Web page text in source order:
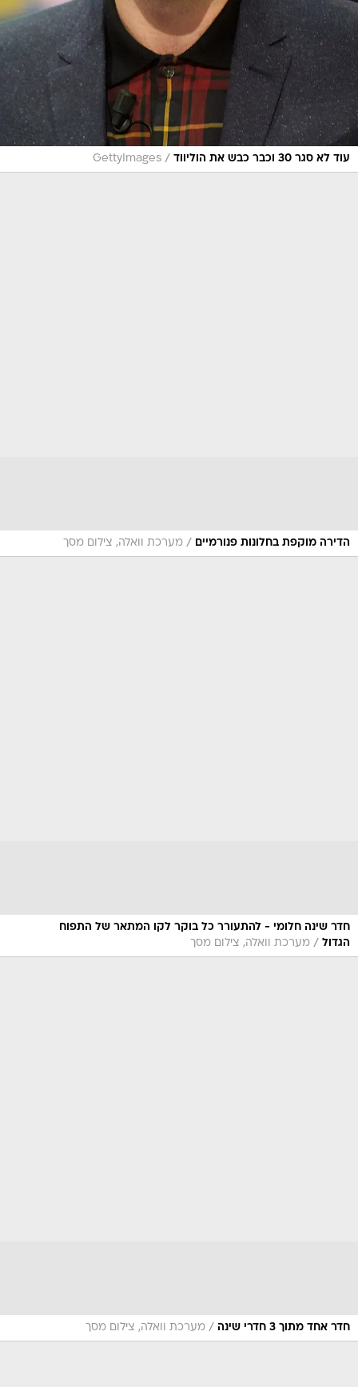
עוד לא סגר 30 וכבר כבש את הוליווד /
GettyImages
הדירה מוקפת בחלונות פנורמיים / מערכת וואלה, צילום מסך
חדר שינה חלומי - להתעורר כל בוקר לקו המתאר של התפוח
הגדול / מערכת וואלה, צילום מסך
חדר אחד מתוך 3 חדרי שינה / מערכת וואלה, צילום מסך